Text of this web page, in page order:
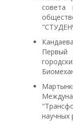
совета
Первый
научных